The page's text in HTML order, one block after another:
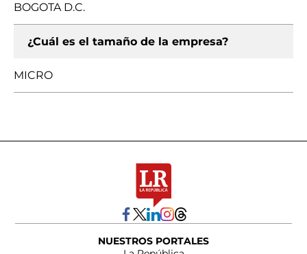
BOGOTA D.C.
¿Cuál es el tamaño de la empresa?
MICRO
NUESTROS PORTALES